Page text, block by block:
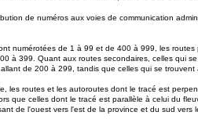
de numéros aux voies de communication
numérotées de 1 à 99 et de 400 à 999, les
à 399. Quant aux routes secondaires, celles qui
de 200 à 299, tandis que celles qui se
les routes et les autoroutes dont le tracé est
que celles dont le tracé est parallèle à celui du
de l'ouest vers l'est de la province et du sud vers